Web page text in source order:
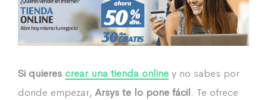
Si quieres crear una tienda online y no sabes por
donde empezar, Arsys te lo pone fácil. Te ofrece